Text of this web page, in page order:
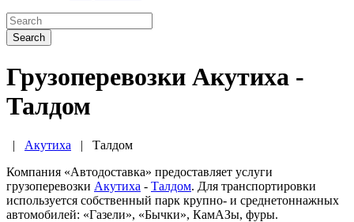
Search
Грузоперевозки Акутиха -
Талдом
| Акутиха | Талдом
Компания «Автодоставка» предоставляет услуги
грузоперевозки Акутиха - Талдом. Для транспортировки
используется собственный парк крупно- и среднетоннажных
автомобилей: «Газели», «Бычки», КамАЗы, фуры.